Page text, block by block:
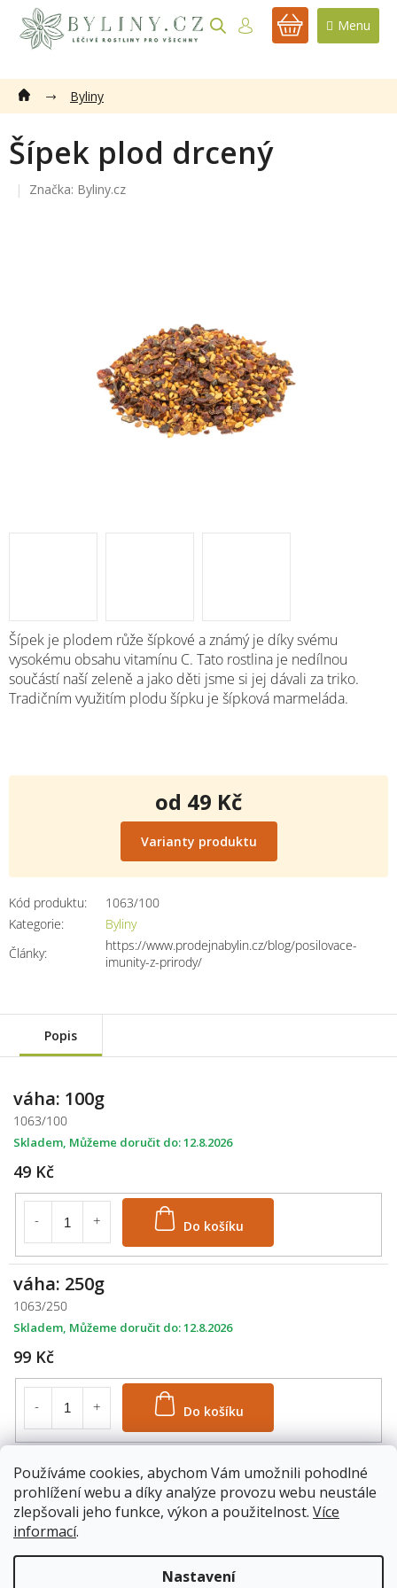
Používáme cookies, abychom Vám umožnili pohodlné
prohlížení webu a díky analýze provozu webu neustále
zlepšovali jeho funkce, výkon a použitelnost. Více
informací.
Nastavení
obsah
NÁKUPNÍ
Byliny
Šípek plod drcený
Značka: Byliny.cz
Šípek je plodem růže šípkové a známý je díky svému
vysokému obsahu vitamínu C. Tato rostlina je nedílnou
součástí naší zeleně a jako děti jsme si jej dávali za triko.
Tradičním využitím plodu šípku je šípková marmeláda.
Kód produktu:
1063/100
Kategorie:
Byliny
Články:
https://www.prodejnabylin.cz/blog/posilovace-
imunity-z-prirody/
od 49 Kč
Měrná
cena:
Varianty produktu
Popis
váha: 100g
1063/100
49 Kč
Do košíku
Skladem 12.8.2026
váha: 250g
1063/250
99 Kč
Do košíku
Skladem 12.8.2026
váha: 500g
1063/500
169 Kč
Skladem 12.8.2026